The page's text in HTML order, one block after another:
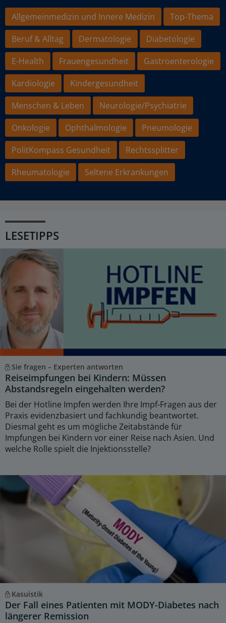
Allgemeinmedizin und Innere Medizin
Top-Thema
Beruf & Alltag
Dermatologie
Diabetologie
E-Health
Frauengesundheit
Gastroenterologie
Kardiologie
Kindergesundheit
Menschen & Leben
Neurologie/Psychiatrie
Onkologie
Ophthalmologie
Pneumologie
PolitKompass Gesundheit
Rechtssplitter
Rheumatologie
Seltene Erkrankungen
LESETIPPS
Sie fragen – Experten antworten
Reiseimpfungen bei Kindern: Müssen
Abstandsregeln eingehalten werden?
Bei der Hotline Impfen werden Ihre Impf-Fragen aus der
Praxis evidenzbasiert und fachkundig beantwortet.
Diesmal geht es um mögliche Zeitabstände für
Impfungen bei Kindern vor einer Reise nach Asien. Und
welche Rolle spielt die Injektionsstelle?
Kasuistik
Der Fall eines Patienten mit MODY-Diabetes nach
längerer Remission